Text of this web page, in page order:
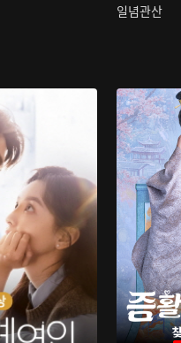
일념관산